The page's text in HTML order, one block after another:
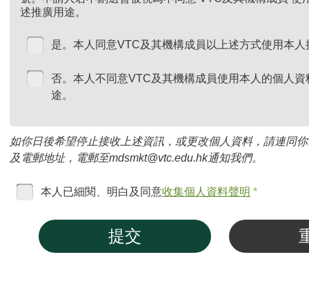
述推廣用途。
是。本人同意VTC及其機構成員以上述方式使用本
否。本人不同意VTC及其機構成員使用本人的個人
途。
如你日後希望停止接收上述資訊，或更改個人資料，請連同
及電郵地址，電郵至mdsmkt@vtc.edu.hk通知我們。
本人已細閱、明白及同意收集個人資料聲明 *
提交